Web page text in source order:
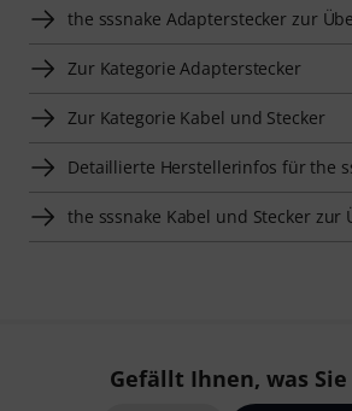
the sssnake Adapterstecker zur
Zur Kategorie Adapterstecker
Zur Kategorie Kabel und Stecker
Detaillierte Herstellerinfos für the
the sssnake Kabel und Stecker zur
Gefällt Ihnen, was Sie